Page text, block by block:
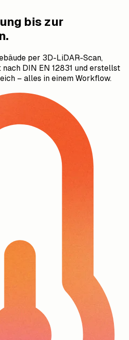
bis zur
per 3D-LiDAR-Scan,
DIN EN 12831 und erstellst
– alles in einem Workflow.